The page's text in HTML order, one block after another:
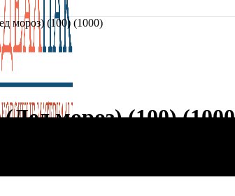
мороз) (100) (1000)
мороз) (100)